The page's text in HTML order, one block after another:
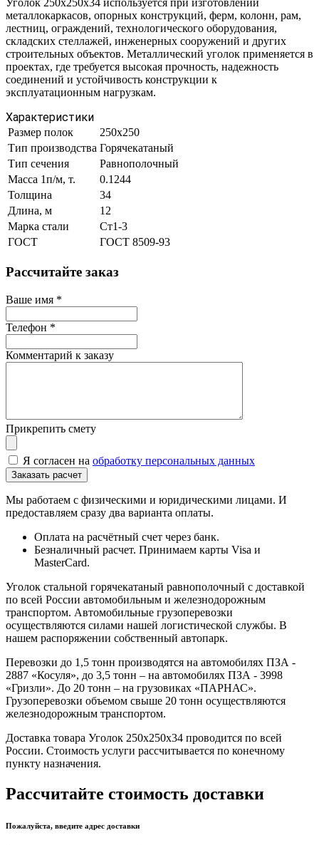
Уголок 250х250х34 используется при изготовлении
металлокаркасов, опорных конструкций, ферм, колонн, рам,
лестниц, ограждений, технологического оборудования,
складских стеллажей, инженерных сооружений и других
строительных объектов. Металлический уголок применяется в
проектах, где требуется высокая прочность, надежность
соединений и устойчивость конструкции к
эксплуатационным нагрузкам.
Характеристики
Размер полок
250х250
Тип производства Горячекатаный
Тип сечения
Равнополочный
Масса 1п/м, т.
0.1244
Толщина
34
Длина, м
12
Марка стали
Ст1-3
ГОСТ
ГОСТ 8509-93
Рассчитайте заказ
Ваше имя *
Телефон *
Комментарий к заказу
Прикрепить смету
Я согласен на обработку персональных данных
Мы работаем с физическими и юридическими лицами. И
предоставляем сразу два варианта оплаты.
Оплата на расчётный счет через банк.
Безналичный расчет. Принимаем карты Visa и
MasterCard.
Уголок стальной горячекатаный равнополочный с доставкой
по всей России автомобильным и железнодорожным
транспортом. Автомобильные грузоперевозки
осуществляются силами нашей логистической службы. В
нашем распоряжении собственный автопарк.
Перевозки до 1,5 тонн производятся на автомобилях ПЗА -
2887 «Косуля», до 3,5 тонн – на автомобилях ПЗА - 3998
«Гризли». До 20 тонн – на грузовиках «ПАРНАС».
Грузоперевозки объемом свыше 20 тонн осуществляются
железнодорожным транспортом.
Доставка товара Уголок 250х250х34 проводится по всей
России. Стоимость услуги рассчитывается по конечному
пункту назначения.
Рассчитайте стоимость доставки
Пожалуйста, введите адрес доставки